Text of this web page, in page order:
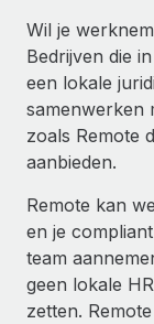
Wil je
Bedrijven die
een lokale
samenwerken
zoals Remote
aanbieden.
Remote kan
en je
team
geen lokale
zetten.